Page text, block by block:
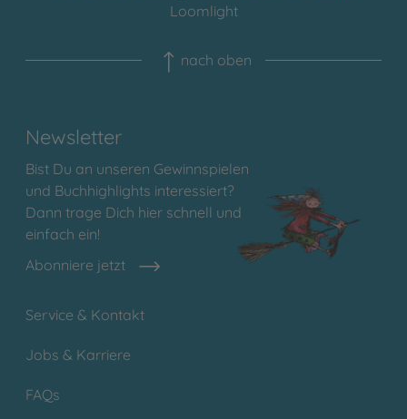
Loomlight
nach oben
Newsletter
Bist Du an unseren Gewinnspielen
und Buchhighlights interessiert?
Dann trage Dich hier schnell und
einfach ein!
Abonniere jetzt
Service & Kontakt
Jobs & Karriere
FAQs